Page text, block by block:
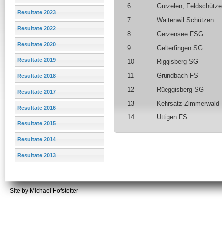
Resultate 2023
Resultate 2022
Resultate 2020
Resultate 2019
Resultate 2018
Resultate 2017
Resultate 2016
Resultate 2015
Resultate 2014
Resultate 2013
6
Gurzelen,
7
Wattenwil Schützen
8
Gerzensee FSG
9
Gelterfingen SG
10
Riggisberg SG
11
Grundbach FS
12
Rüeggisberg SG
13
Kehrsatz-Zimmerwald
14
Uttigen FS
Site by Michael Hofstetter